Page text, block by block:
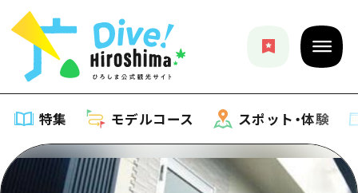
特集 モデルコース スポット・体験
特集